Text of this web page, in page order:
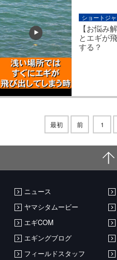
ショートジ
【お悩み
とエギが
する？
最初 前 1
ニュース
ヤマシタムービー
エギCOM
エギングブログ
フィールドスタッフ